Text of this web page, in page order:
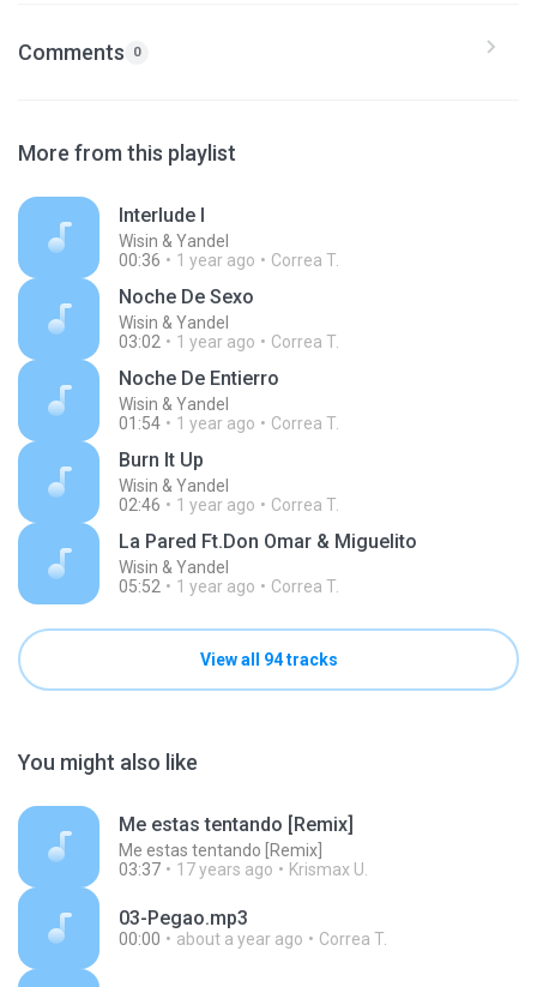
Comments 0
More from this playlist
Interlude I
Wisin & Yandel
00:36
1 year ago Correa T.
Noche De Sexo
Wisin & Yandel
03:02
1 year ago Correa T.
Noche De Entierro
Wisin & Yandel
01:54
1 year ago Correa T.
Burn It Up
Wisin & Yandel
02:46
1 year ago Correa T.
La Pared Ft.Don Omar & Miguelito
Wisin & Yandel
05:52
1 year ago Correa T.
View all 94 tracks
You might also like
Me estas tentando [Remix]
Me estas tentando [Remix]
03:37
17 years ago Krismax U.
03-Pegao.mp3
00:00 about a year ago Correa T.